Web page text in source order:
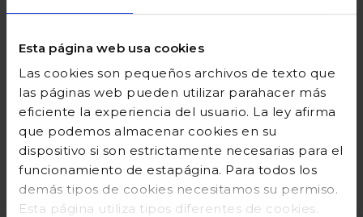
Esta página web usa cookies
Las cookies son pequeños archivos de texto que
las páginas web pueden utilizar parahacer más
eficiente la experiencia del usuario. La ley afirma
que podemos almacenar cookies en su
dispositivo si son estrictamente necesarias para el
funcionamiento de estapágina. Para todos los
demás tipos de cookies necesitamos su permiso.
Esta página utiliza tipos diferentes de cookies.
DESCRIPCIÓN
COMPOSICIÓN
GUÍA DE TALLAS
DEVOLUCIONES